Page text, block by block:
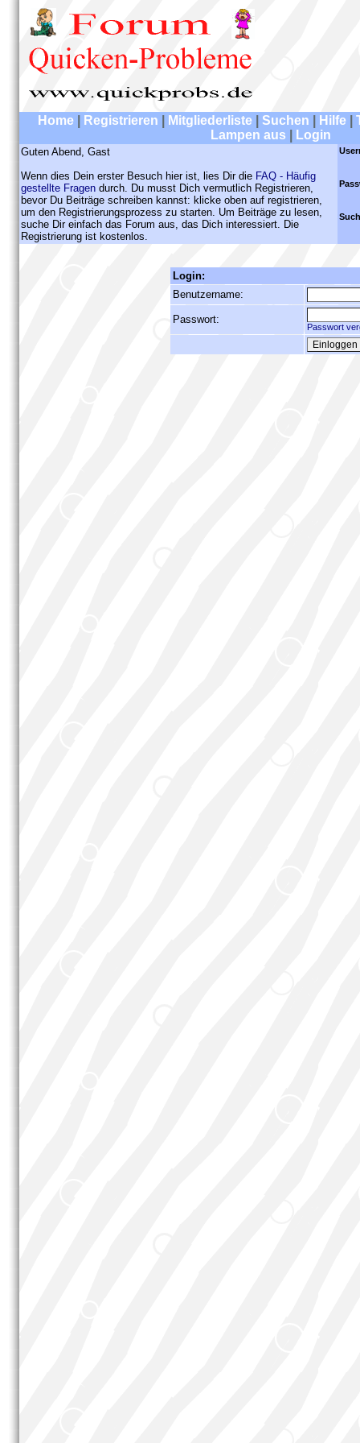
Home Registrieren Mitgliederliste Suchen Hilfe
Lampen aus
Login
Guten Abend, Gast
Wenn dies Dein erster Besuch hier ist, lies Dir die FAQ - Häufig
gestellte Fragen durch. Du musst Dich vermutlich Registrieren,
bevor Du Beiträge schreiben kannst: klicke oben auf registrieren,
um den Registrierungsprozess zu starten. Um Beiträge zu lesen,
suche Dir einfach das Forum aus, das Dich interessiert. Die
Registrierung ist kostenlos.
Login:
Benutzername:
Passwort:
Passwort